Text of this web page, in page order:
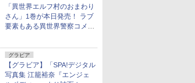
「異世界エルフ村のおまわり
さん」1巻が本日発売！ ラブ
要素もある異世界警察コメデ
グラビア
【グラビア】「SPA!デジタル
写真集 江籠裕奈『エンジェ